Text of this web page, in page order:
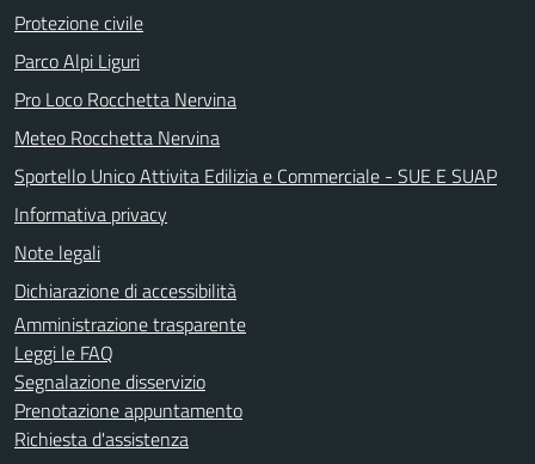
Protezione civile
Parco Alpi Liguri
Pro Loco Rocchetta Nervina
Meteo Rocchetta Nervina
Sportello Unico Attivita Edilizia e Commerciale - SUE E SUAP
Informativa privacy
Note legali
Dichiarazione di accessibilità
Amministrazione trasparente
Leggi le FAQ
Segnalazione disservizio
Prenotazione appuntamento
Richiesta d'assistenza